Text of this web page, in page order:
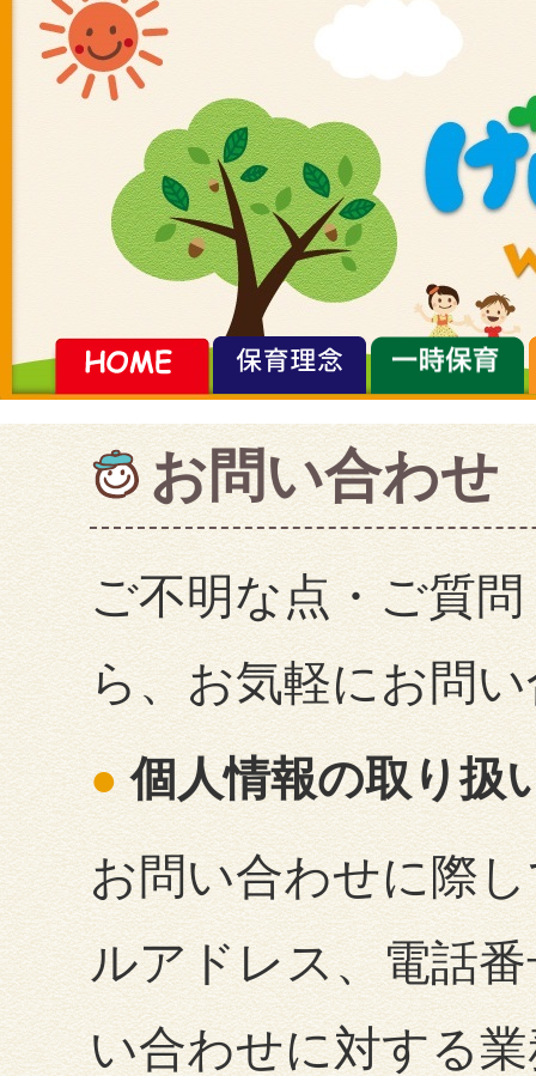
お問い合わせ
ご不明な点・ご質
ら、お気軽にお問
個人情報の取り扱
お問い合わせに際
ルアドレス、電話
い合わせに対する